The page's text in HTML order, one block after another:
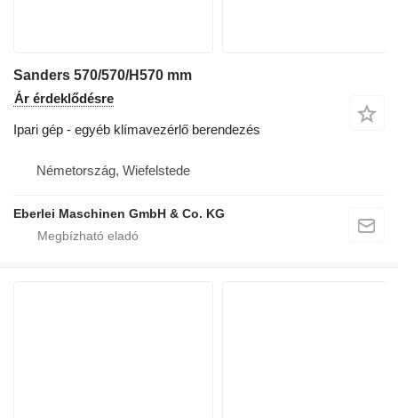
Sanders 570/570/H570 mm
Ár érdeklődésre
Ipari gép - egyéb klímavezérlő berendezés
Németország, Wiefelstede
Eberlei Maschinen GmbH & Co. KG